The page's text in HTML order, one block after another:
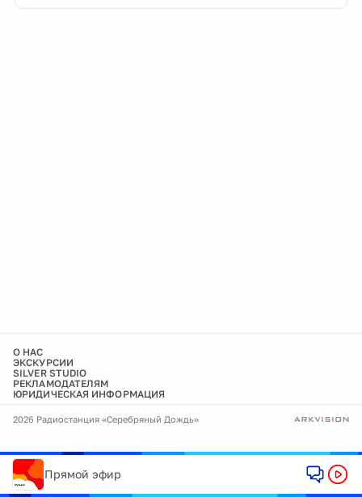
О НАС
ЭКСКУРСИИ
SILVER STUDIO
РЕКЛАМОДАТЕЛЯМ
ЮРИДИЧЕСКАЯ ИНФОРМАЦИЯ
2026 Радиостанция «Серебряный Дождь»
Прямой эфир